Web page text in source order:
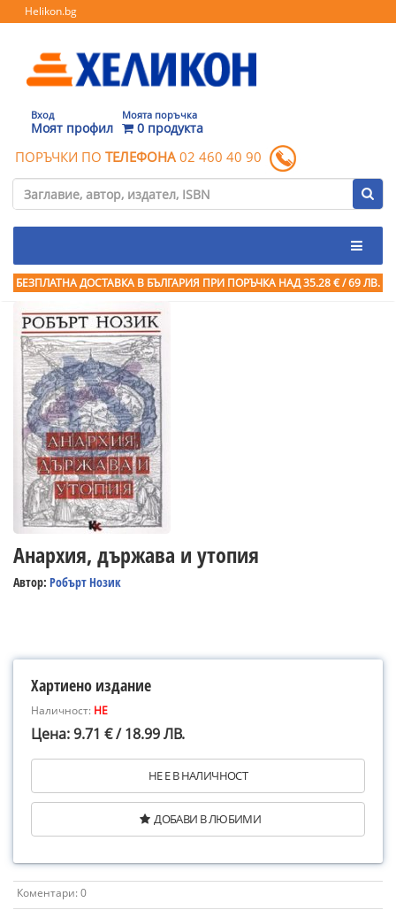
Helikon.bg
Вход
Моят профил
Моята поръчка
0 продукта
ПОРЪЧКИ ПО ТЕЛЕФОНА 02 460 40 90
БЕЗПЛАТНА ДОСТАВКА В БЪЛГАРИЯ ПРИ ПОРЪЧКА НАД 35.28 € / 69 ЛВ.
Анархия, държава и утопия
Автор: Робърт Нозик
Хартиено издание
Наличност: НЕ
Цена: 9.71 € / 18.99 ЛВ.
НЕ Е В НАЛИЧНОСТ
ДОБАВИ В ЛЮБИМИ
Коментари: 0